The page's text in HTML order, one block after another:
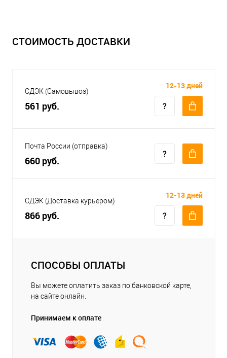
СТОИМОСТЬ ДОСТАВКИ
СДЭК (Самовывоз)
561 руб.
12-13 дней
Почта России (отправка)
660 руб.
СДЭК (Доставка курьером)
866 руб.
12-13 дней
СПОСОБЫ ОПЛАТЫ
Вы можете оплатить заказ по банковской карте,
на сайте онлайн.
Принимаем к оплате